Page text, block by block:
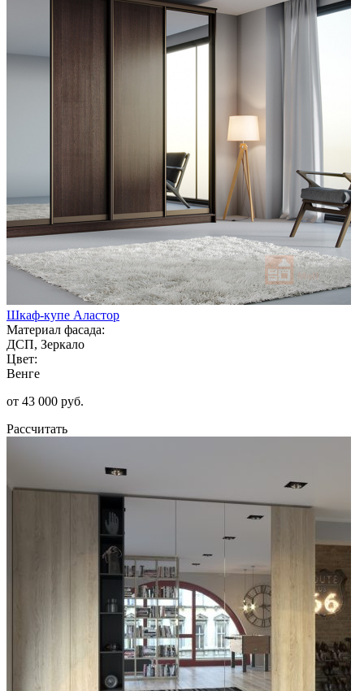
Шкаф-купе Аластор
Материал фасада:
ДСП, Зеркало
Цвет:
Венге
от 43 000 руб.
Рассчитать